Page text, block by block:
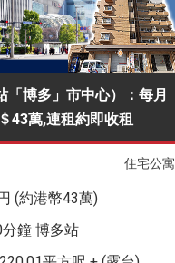
「博多」市中心）：每月
43萬,連租約即收租
住宅公寓
(約港幣43萬)
鐘 博多站